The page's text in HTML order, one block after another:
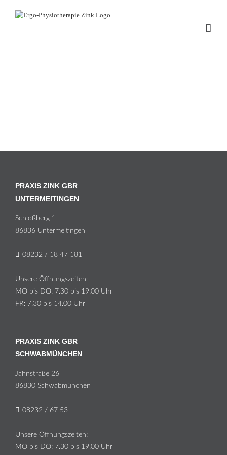
PRAXIS ZINK GBR
UNTERMEITINGEN
Schloß­berg 1
86836 Un­ter­meit­in­gen
08232 / 18 47 181
Un­se­re Öff­nungs­zei­ten:
MO bis DO: 7.30 bis 19.00 Uhr
FR: 7.30 bis 14.00 Uhr
PRAXIS ZINK GBR
SCHWABMÜNCHEN
Jahn­stra­ße 26
86830 Schwabmünchen
08232 / 67 53
Un­se­re Öff­nungs­zei­ten:
MO bis DO: 7.30 bis 19.00 Uhr